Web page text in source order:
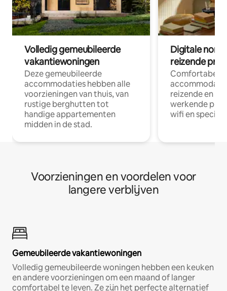
Volledig gemeubileerde
vakantiewoningen
Deze gemeubileerde
accommodaties hebben alle
voorzieningen van thuis, van
rustige berghutten tot
handige appartementen
midden in de stad.
Digitale
reizende
Comfortabele
reizende en
werkende
wifi en
Voorzieningen en voordelen voor
langere verblijven
Gemeubileerde vakantiewoningen
Volledig gemeubileerde woningen hebben een keuken
en andere voorzieningen om een maand of langer
comfortabel te leven. Ze zijn het perfecte alternatief